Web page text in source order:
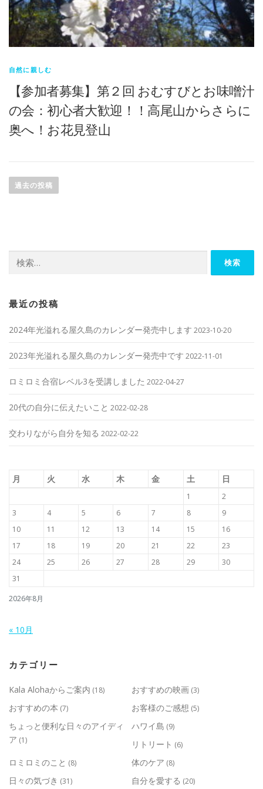
自然に親しむ
【参加者募集】第２回 おむすびとお味噌汁
の会：初心者大歓迎！！高尾山からさらに
奥へ！お花見登山
過去の投稿
最近の投稿
2024年光溢れる屋久島のカレンダー発売中します 2023-10-20
2023年光溢れる屋久島のカレンダー発売中です 2022-11-01
ロミロミ合宿レベル3を受講しました 2022-04-27
20代の自分に伝えたいこと 2022-02-28
交わりながら自分を知る 2022-02-22
2026年8月
月 火 水 木 金 土 日
1
2
3
4 5 6 7 8
9
10
11 12 13 14 15
16
17
18 19 20 21 22
23
24
25 26 27 28 29
30
31
« 10月
カテゴリー
Kala Alohaからご案内 (18) おすすめの映画 (3)
おすすめの本 (7) お客様のご感想 (5)
ちょっと便利な日々のアイディ
ア (1)
ハワイ島 (9)
リトリート (6)
ロミロミのこと (8) 体のケア (8)
日々の気づき (31) 自分を愛する (20)